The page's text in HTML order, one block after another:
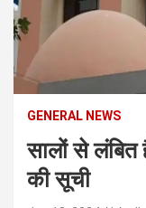
GENERAL NEWS
सालों से लंबित
की सूची